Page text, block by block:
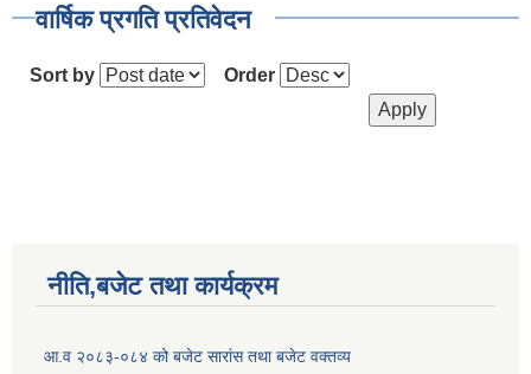
वार्षिक प्रगति प्रतिवेदन
Sort by Order
नीति,बजेट तथा कार्यक्रम
आ.व २०८३-०८४ को बजेट सारांस तथा बजेट वक्तव्य